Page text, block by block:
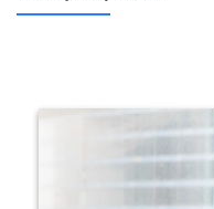
Con đường học tập rộng
sung ở tất cả các cấp độ
Thể thao liên trường